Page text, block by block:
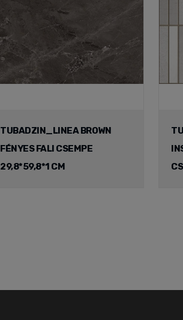
TUBADZIN_LINEA BROWN
FÉNYES FALI CSEMPE
29,8*59,8*1 CM